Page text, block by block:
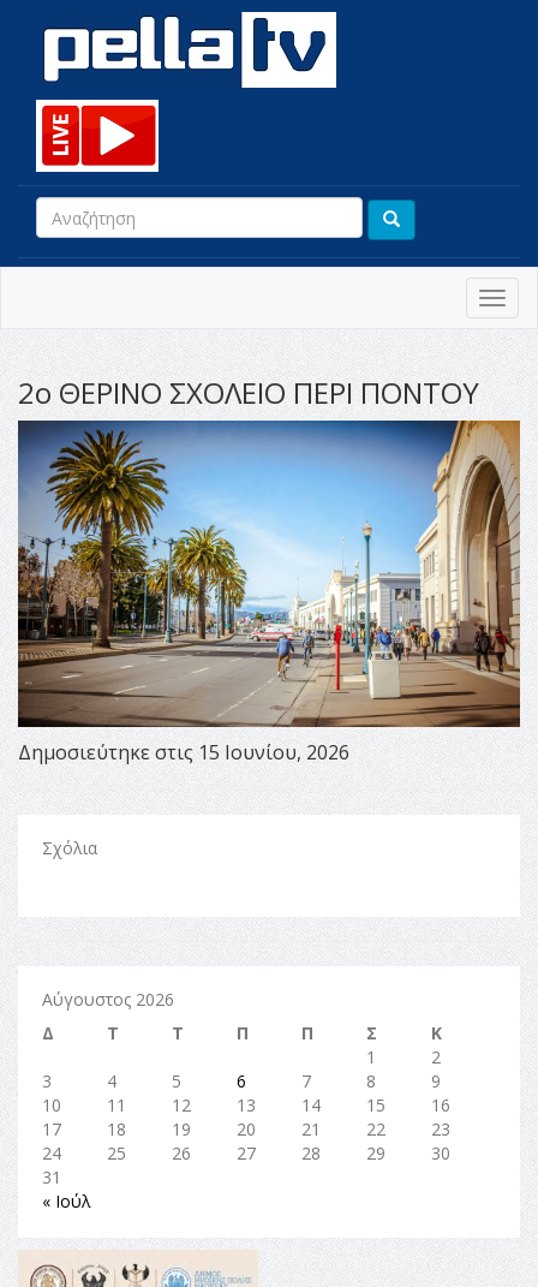
2ο ΘΕΡΙΝΟ ΣΧΟΛΕΙΟ ΠΕΡΙ ΠΟΝΤΟΥ
Δημοσιεύτηκε στις 15 Ιουνίου, 2026
Σχόλια
Αύγουστος 2026
Δ
Τ Τ Π Π Σ
Κ
1
2
3
4 5 6 7 8
9
10
11 12 13 14 15
16
17
18 19 20 21 22
23
24
25 26 27 28 29
30
31
« Ιούλ